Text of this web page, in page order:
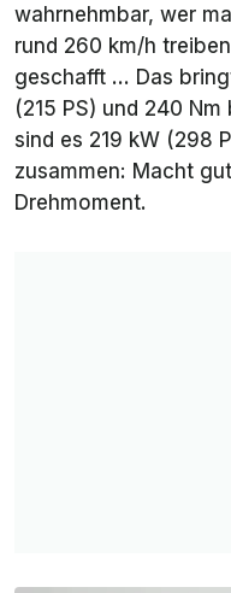
wahrnehmbar, wer
rund 260 km/h
geschafft ... Das
(215 PS) und 240
sind es 219 kW (298
zusammen: Macht
Drehmoment.